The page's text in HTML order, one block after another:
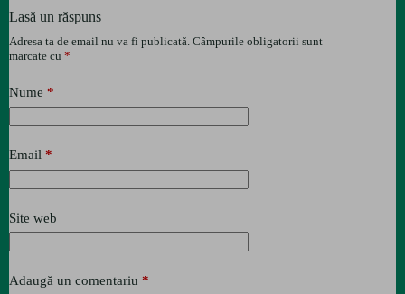
Lasă un răspuns
Adresa ta de email nu va fi publicată. Câmpurile obligatorii sunt
marcate cu *
Nume *
Email *
Site web
Adaugă un comentariu *